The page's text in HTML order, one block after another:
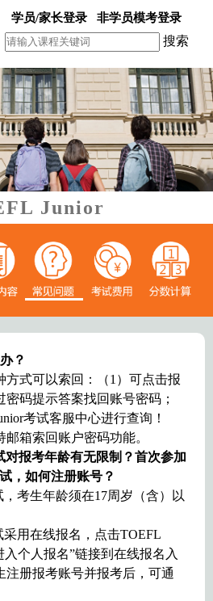
学员/家长登录 非学员模考登录
搜索
Junior
？
方式可以索回：（1）可点击报
码提示答案找回账号密码；
考试客服中心进行查询！
箱索回账户密码功能。
报考年龄有无限制？首次参加
，如何注册账号？
，考生年龄须在17周岁（含）以
采用在线报名，点击TOEFL
入个人报名”链接到在线报名入
注册报考账号并报考后，可通